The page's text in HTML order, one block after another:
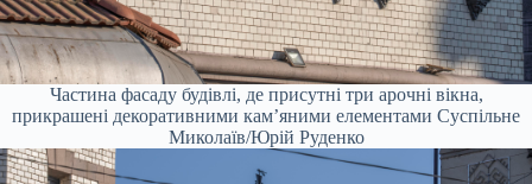
Частина фасаду будівлі, де присутні три арочні вікна,
прикрашені декоративними кам’яними елементами Суспільне
Миколаїв/Юрій Руденко